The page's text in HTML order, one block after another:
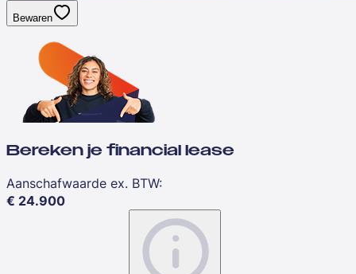
Bewaren
Bereken je financial lease
Aanschafwaarde ex. BTW:
€ 24.900